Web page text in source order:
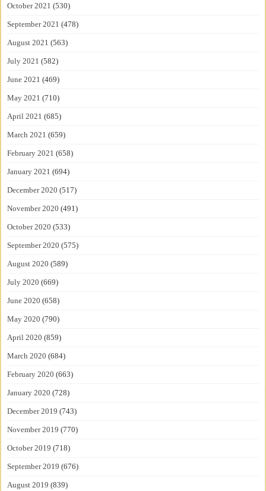
October 2021 (530)
September 2021 (478)
August 2021 (563)
July 2021 (582)
June 2021 (469)
May 2021 (710)
April 2021 (685)
March 2021 (659)
February 2021 (658)
January 2021 (694)
December 2020 (517)
November 2020 (491)
October 2020 (533)
September 2020 (575)
August 2020 (589)
July 2020 (669)
June 2020 (658)
May 2020 (790)
April 2020 (859)
March 2020 (684)
February 2020 (663)
January 2020 (728)
December 2019 (743)
November 2019 (770)
October 2019 (718)
September 2019 (676)
August 2019 (839)